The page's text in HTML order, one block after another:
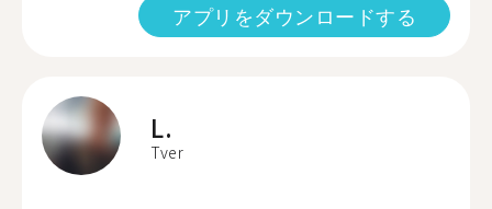
アプリをダウンロードする
L.
Tver